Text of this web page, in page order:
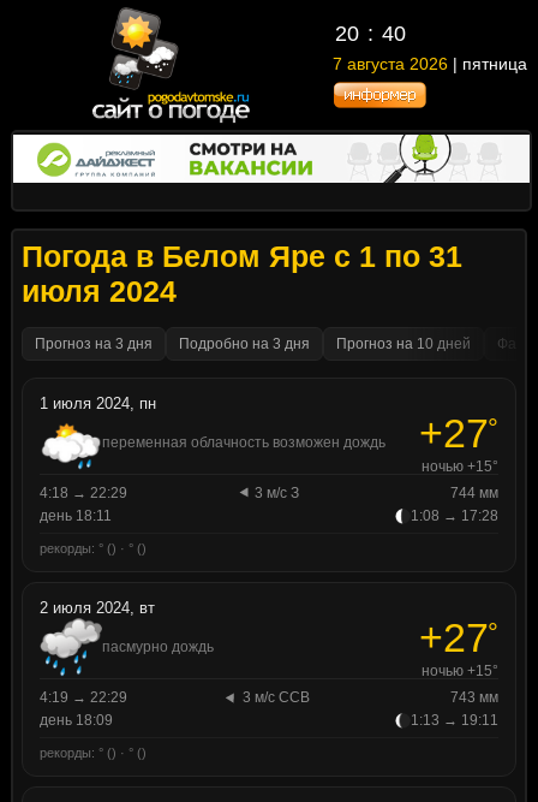
20 40
7 августа 2026 | пятница
Погода в Белом Яре с 1 по 31
июля 2024
Прогноз на 3 дня Подробно на 3 дня Прогноз на 10 дней
1 июля 2024, пн
переменная облачность возможен дождь +27°
ночью +15°
4:18 → 22:29
3 м/с З
744 мм
день 18:11
1:08 → 17:28
рекорды: ° () · ° ()
2 июля 2024, вт
пасмурно дождь +27°
ночью +15°
4:19 → 22:29
3 м/с ССВ
743 мм
день 18:09
1:13 → 19:11
рекорды: ° () · ° ()